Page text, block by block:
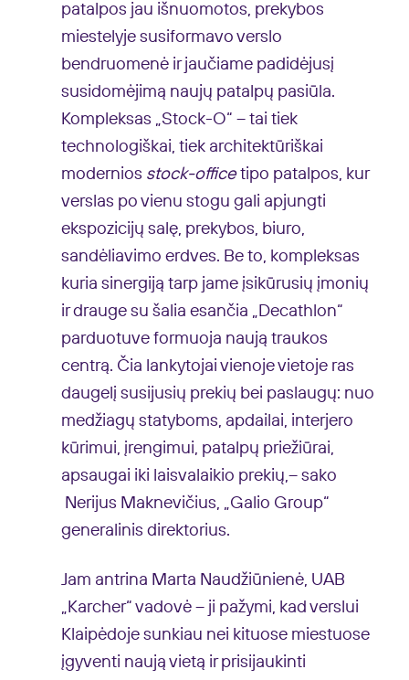
patalpos jau išnuomotos, prekybos
miestelyje susiformavo verslo
bendruomenė ir jaučiame padidėjusį
susidomėjimą naujų patalpų pasiūla.
Kompleksas „Stock-O“ – tai tiek
technologiškai, tiek architektūriškai
modernios stock-officetipo patalpos, kur
verslas po vienu stogu gali apjungti
ekspozicijų salę, prekybos, biuro,
sandėliavimo erdves. Be to, kompleksas
kuria sinergiją tarp jame įsikūrusių įmonių
ir drauge su šalia esančia „Decathlon“
parduotuve formuoja naują traukos
centrą. Čia lankytojai vienoje vietoje ras
daugelį susijusių prekių bei paslaugų: nuo
medžiagų statyboms, apdailai, interjero
kūrimui, įrengimui, patalpų priežiūrai,
apsaugai iki laisvalaikio prekių,– sako
Nerijus Maknevičius, „Galio Group“
generalinis direktorius.
Jam antrina Marta Naudžiūnienė, UAB
„Karcher“ vadovė – ji pažymi, kad verslui
Klaipėdoje sunkiau nei kituose miestuose
įgyventi naują vietą ir prisijaukinti